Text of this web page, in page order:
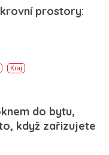
prostory:
Kraj
do bytu,
když zařizujete